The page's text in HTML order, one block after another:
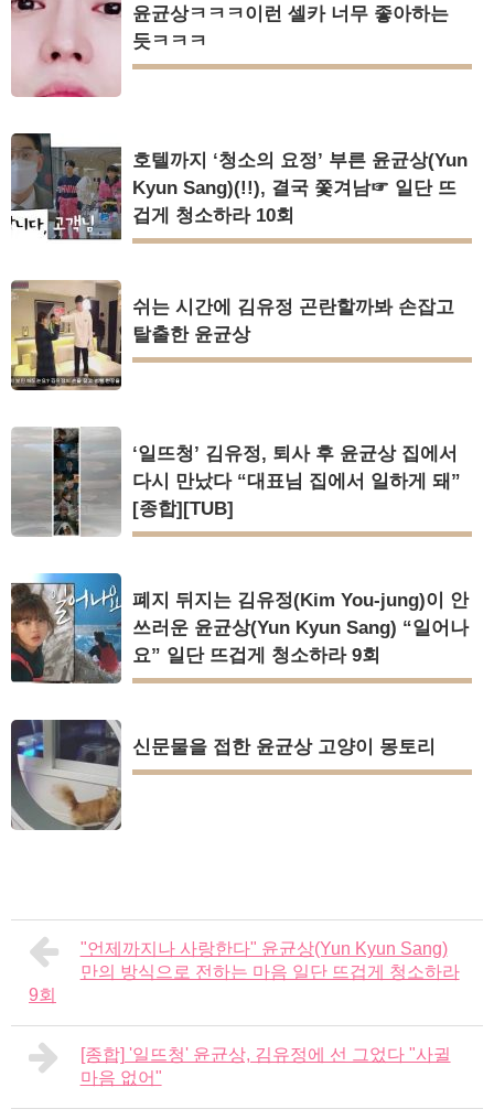
윤균상ㅋㅋㅋ이런 셀카 너무 좋아하는
듯ㅋㅋㅋ
호텔까지 ‘청소의 요정’ 부른 윤균상(Yun
Kyun Sang)(!!), 결국 쫓겨남☞ 일단 뜨
겁게 청소하라 10회
쉬는 시간에 김유정 곤란할까봐 손잡고
탈출한 윤균상
‘일뜨청’ 김유정, 퇴사 후 윤균상 집에서
다시 만났다 “대표님 집에서 일하게 돼”
[종합][TUB]
폐지 뒤지는 김유정(Kim You-jung)이 안
쓰러운 윤균상(Yun Kyun Sang) “일어나
요” 일단 뜨겁게 청소하라 9회
신문물을 접한 윤균상 고양이 몽토리
"언제까지나 사랑한다" 윤균상(Yun Kyun Sang)
만의 방식으로 전하는 마음 일단 뜨겁게 청소하라
9회
[종합] '일뜨청' 윤균상, 김유정에 선 그었다 "사귈
마음 없어"